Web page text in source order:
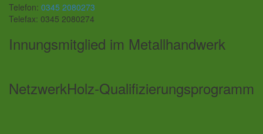
Telefon: 0345 2080273
Telefax: 0345 2080274
Innungsmitglied im Metallhandwerk
NetzwerkHolz-Qualifizierungsprogramm